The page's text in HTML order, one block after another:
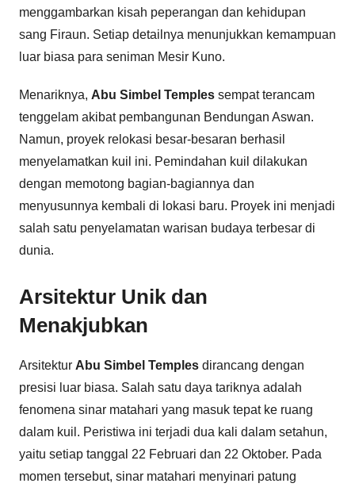
menggambarkan kisah peperangan dan kehidupan
sang Firaun. Setiap detailnya menunjukkan kemampuan
luar biasa para seniman Mesir Kuno.
Menariknya, Abu Simbel Temples sempat terancam
tenggelam akibat pembangunan Bendungan Aswan.
Namun, proyek relokasi besar-besaran berhasil
menyelamatkan kuil ini. Pemindahan kuil dilakukan
dengan memotong bagian-bagiannya dan
menyusunnya kembali di lokasi baru. Proyek ini menjadi
salah satu penyelamatan warisan budaya terbesar di
dunia.
Arsitektur Unik dan
Menakjubkan
Arsitektur Abu Simbel Temples dirancang dengan
presisi luar biasa. Salah satu daya tariknya adalah
fenomena sinar matahari yang masuk tepat ke ruang
dalam kuil. Peristiwa ini terjadi dua kali dalam setahun,
yaitu setiap tanggal 22 Februari dan 22 Oktober. Pada
momen tersebut, sinar matahari menyinari patung